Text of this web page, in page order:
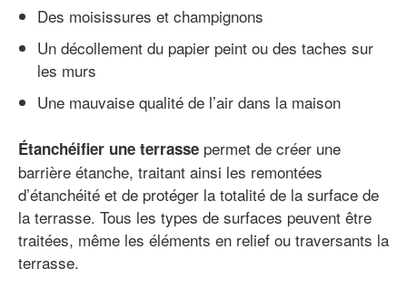
Des moisissures et champignons
Un décollement du papier peint ou des taches sur
les murs
Une mauvaise qualité de l’air dans la maison
Étanchéifier une terrasse permet de créer une
barrière étanche, traitant ainsi les remontées
d’étanchéité et de protéger la totalité de la surface de
la terrasse. Tous les types de surfaces peuvent être
traitées, même les éléments en relief ou traversants la
terrasse.